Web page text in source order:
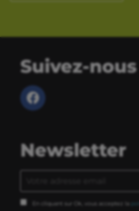
Suivez-nous
Newsletter
En cliquant sur Ok, vous acceptez la